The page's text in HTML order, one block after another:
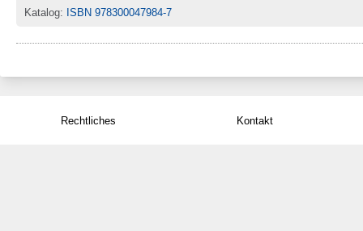
Katalog: ISBN 978300047984-7
Rechtliches Kontakt